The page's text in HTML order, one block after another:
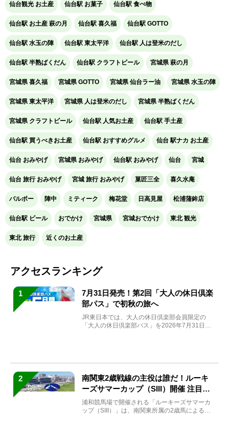
仙台観光 お土産 仙台駅 お菓子 仙台駅 食べ物
仙台駅 お土産 萩の月 仙台駅 喜久福 仙台駅 GOTTO
仙台駅 水玉の陣 仙台駅 東太平洋 仙台駅 人は登米のだし
仙台駅 半熟ばくだん 仙台駅 クラフトビール 宮城県 萩の月
宮城県 喜久福 宮城県 GOTTO 宮城県 仙台ラー油 宮城県 水玉の陣
宮城県 東太平洋 宮城県 人は登米のだし 宮城県 半熟ばくだん
宮城県 クラフトビール 仙台駅 人気お土産 仙台駅 手土産
仙台駅 買うべきお土産 仙台駅 おすすめグルメ 仙台 駅ナカ お土産
仙台 おみやげ 宮城県 おみやげ 仙台駅 おみやげ 仙台 宮城
仙台 旅行 おみやげ 宮城 旅行 おみやげ 菓匠三全 喜久水庵
パルポー 陣中 ミティーク 梅花堂 日高見屋 松浦蒲鉾店
仙台駅 ビール おでかけ 宮城県 宮城おでかけ 東北 観光
東北 旅行 近くのお土産
アクセスランキング
1
7月31日発売！第2回「大人の休日倶楽
部パス」で初秋の旅へ
JR東日本では、大人の休日倶楽部会員限定の
「大人の休日倶楽部パス」を2026年7月31日
2
南関東2歳戦線の主役は誰だ！ルーキ
ーズサマーカップ（SIII）開催 注目馬
と見どころをチェック
浦和競馬場で開催される「ルーキーズサマーカ
ップ（SIII）」は、南関東所属の2歳馬による注